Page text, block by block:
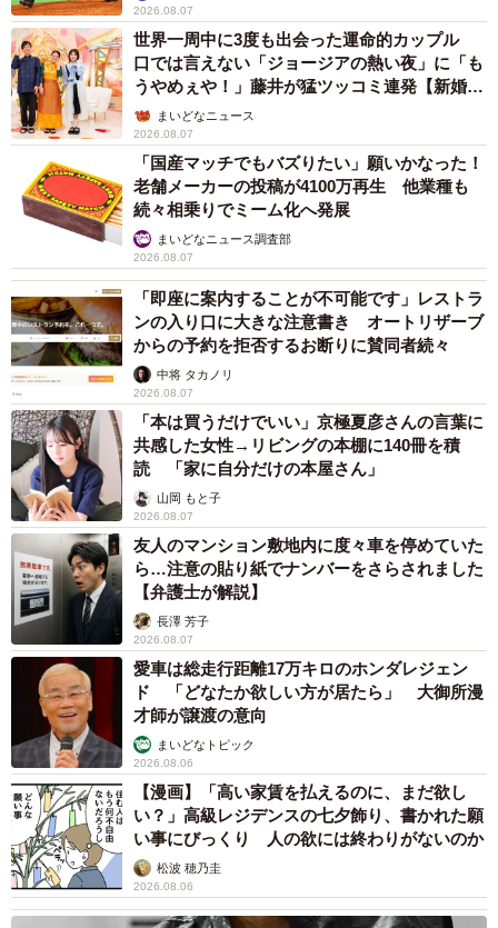
2026.08.07
世界一周中に3度も出会った運命的カップル
口では言えない「ジョージアの熱い夜」に「も
うやめぇや！」藤井が猛ツッコミ連発【新婚さ
ん】まいどなニュース
2026.08.07
「国産マッチでもバズりたい」願いかなった！
老舗メーカーの投稿が4100万再生 他業種も
続々相乗りでミーム化へ発展
まいどなニュース調査部
2026.08.07
「即座に案内することが不可能です」レストラ
ンの入り口に大きな注意書き オートリザーブ
からの予約を拒否するお断りに賛同者続々
中将 タカノリ
2026.08.07
「本は買うだけでいい」京極夏彦さんの言葉に
共感した女性→リビングの本棚に140冊を積
読 「家に自分だけの本屋さん」
山岡 もと子
2026.08.07
友人のマンション敷地内に度々車を停めていた
ら…注意の貼り紙でナンバーをさらされました
【弁護士が解説】
長澤 芳子
2026.08.07
愛車は総走行距離17万キロのホンダレジェン
ド 「どなたか欲しい方が居たら」 大御所漫
才師が譲渡の意向
まいどなトピック
2026.08.06
【漫画】「高い家賃を払えるのに、まだ欲し
い？」高級レジデンスの七夕飾り、書かれた願
い事にびっくり 人の欲には終わりがないのか
松波 穂乃圭
2026.08.06